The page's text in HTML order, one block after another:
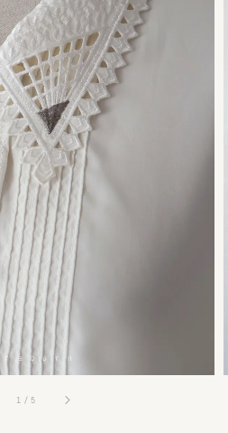
1 /5